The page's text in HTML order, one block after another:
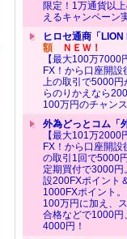
限定！1万通貨以
えるキャンペーン
ヒロセ通商「LION
額ＮＥＷ！
【最大100万7000
FX！から口座開
上の取引で5000円
らのりかえなら
100万円のチャンス
外為どっとコム「
【最大101万2000
FX！から口座開
の取引1回で5000
定期買付で3000円
設200FXポイント
1000FXポイント
100万円に加え、
合格などで1000円
4000円！